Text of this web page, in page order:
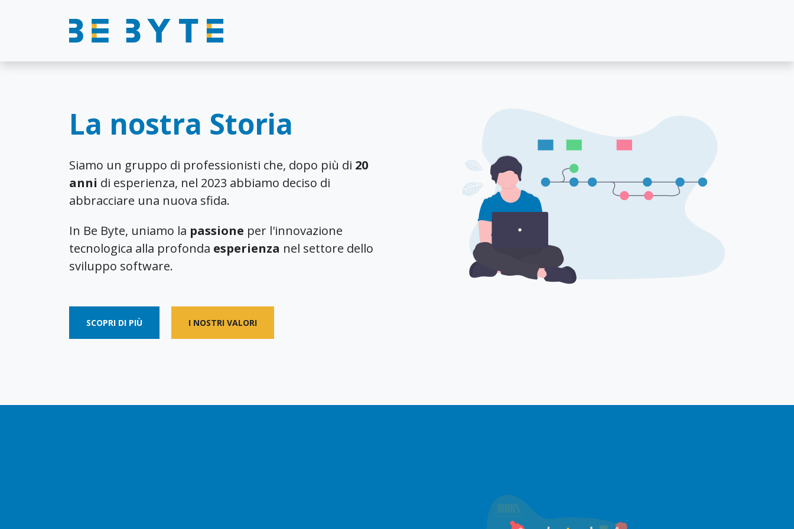
La nostra Storia
Siamo un gruppo di professionisti che, dopo più di 20
anni di esperienza, nel 2023 abbiamo deciso di
abbracciare una nuova sfida.
In Be Byte, uniamo la passione per l'innovazione
tecnologica alla profonda esperienza nel settore dello
sviluppo software.
SCOPRI DI PIÙ I NOSTRI VALORI